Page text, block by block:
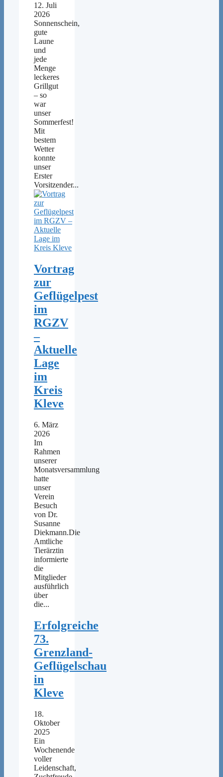
12. Juli
2026
Sonnenschein,
gute
Laune
und
jede
Menge
leckeres
Grillgut
– so
war
unser
Sommerfest!
Mit
bestem
Wetter
konnte
unser
Erster
Vorsitzender...
Vortrag
zur
Geflügelpest
im
RGZV
–
Aktuelle
Lage
im
Kreis
Kleve
6. März
2026
Im
Rahmen
unserer
Monatsversammlung
hatte
unser
Verein
Besuch
von Dr.
Susanne
Diekmann.Die
Amtliche
Tierärztin
informierte
die
Mitglieder
ausführlich
über
die...
Erfolgreiche
73.
Grenzland-
Geflügelschau
in
Kleve
18.
Oktober
2025
Ein
Wochenende
voller
Leidenschaft,